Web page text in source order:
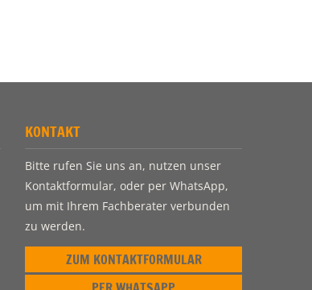
KONTAKT
Bitte rufen Sie uns an, nutzen unser
Kontaktformular, oder per WhatsApp,
um mit Ihrem Fachberater verbunden
zu werden.
ZUM KONTAKTFORMULAR